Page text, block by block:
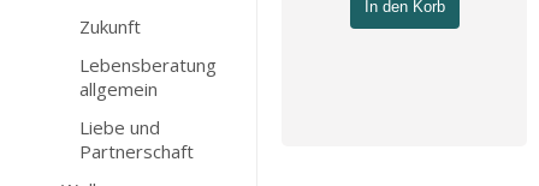
Zukunft
Lebensberatung
allgemein
Liebe und
Partnerschaft
In den Korb